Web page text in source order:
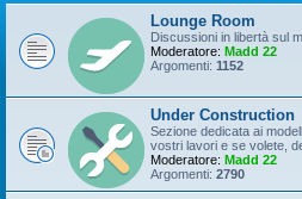
Lounge Room
Discussioni in libertà sul
Moderatore: Madd 22
Argomenti: 1152
Under Construction
Sezione dedicata ai
vostri lavori e se volete,
Moderatore: Madd 22
Argomenti: 2790